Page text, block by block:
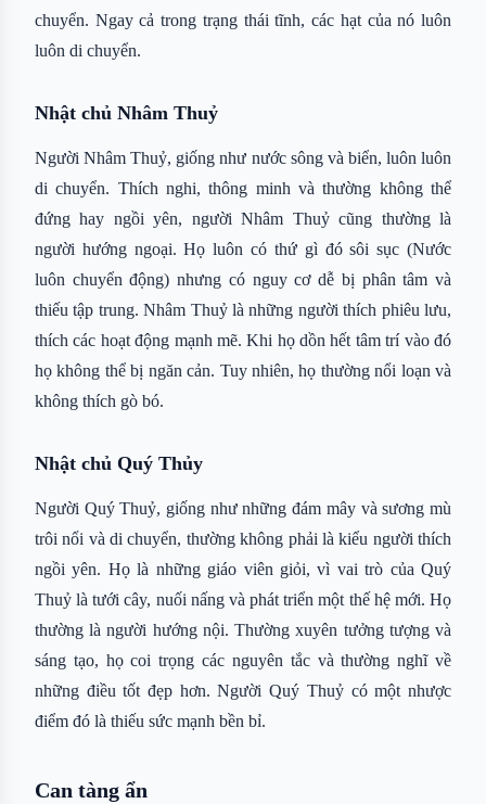
chuyển. Ngay cả trong trạng thái tĩnh, các hạt của nó luôn
luôn di chuyển.
Nhật chủ Nhâm Thuỷ
Người Nhâm Thuỷ, giống như nước sông và biển, luôn luôn
di chuyển. Thích nghi, thông minh và thường không thể
đứng hay ngồi yên, người Nhâm Thuỷ cũng thường là
người hướng ngoại. Họ luôn có thứ gì đó sôi sục (Nước
luôn chuyển động) nhưng có nguy cơ dễ bị phân tâm và
thiếu tập trung. Nhâm Thuỷ là những người thích phiêu lưu,
thích các hoạt động mạnh mẽ. Khi họ dồn hết tâm trí vào đó
họ không thể bị ngăn cản. Tuy nhiên, họ thường nổi loạn và
không thích gò bó.
Nhật chủ Quý Thủy
Người Quý Thuỷ, giống như những đám mây và sương mù
trôi nổi và di chuyển, thường không phải là kiểu người thích
ngồi yên. Họ là những giáo viên giỏi, vì vai trò của Quý
Thuỷ là tưới cây, nuối nấng và phát triển một thế hệ mới. Họ
thường là người hướng nội. Thường xuyên tưởng tượng và
sáng tạo, họ coi trọng các nguyên tắc và thường nghĩ về
những điều tốt đẹp hơn. Người Quý Thuỷ có một nhược
điểm đó là thiếu sức mạnh bền bỉ.
Can tàng ẩn